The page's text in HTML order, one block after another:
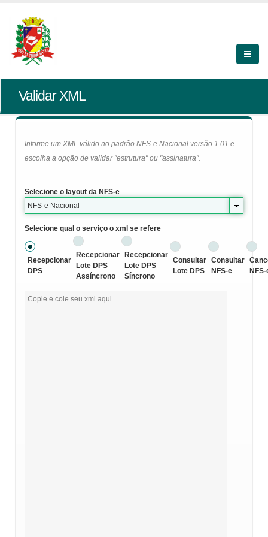
Validar XML
Informe um XML válido no padrão NFS-e Nacional versão 1.01 e
escolha a opção de validar "estrutura" ou "assinatura".
Selecione o layout da NFS-e
NFS-e Nacional
Selecione qual o serviço o xml se refere
Recepcionar
DPS
Recepcionar
Lote DPS
Assíncrono
Recepcionar
Lote DPS
Síncrono
Consultar
Lote DPS
Consultar
NFS-e
NFS-